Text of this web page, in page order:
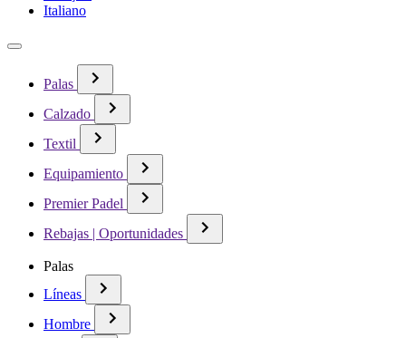
Italiano
Palas
Calzado
Textil
Equipamiento
Premier Padel
Rebajas | Oportunidades
Palas
Líneas
Hombre